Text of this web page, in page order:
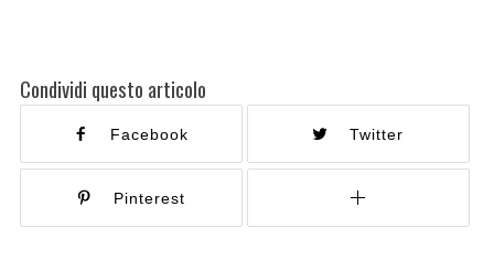
Condividi questo articolo
Facebook Twitter
Pinterest